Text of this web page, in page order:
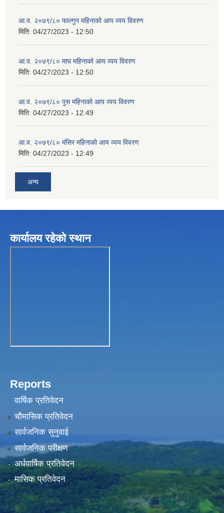
आ.व. २०७९/८० फाल्गुन महिनाको आय व्यय विवरण
मिति: 04/27/2023 - 12:50
आ.व. २०७९/८० माघ महिनाको आय व्यय विवरण
मिति: 04/27/2023 - 12:50
आ.व. २०७९/८० पुस महिनाको आय व्यय विवरण
मिति: 04/27/2023 - 12:49
आ.व. २०७९/८० मंसिर महिनाको आय व्यय विवरण
मिति: 04/27/2023 - 12:49
अन्य
कार्यालय रहेकाे स्थान
Reports
वार्षिक प्रतिवेदन
चौमासिक प्रतिवेदन
सार्वजनिक सुनुवाई
सार्वजनिक परीक्षण
अर्धवार्षिक प्रतिवेदन
मासिक प्रतिवेदन